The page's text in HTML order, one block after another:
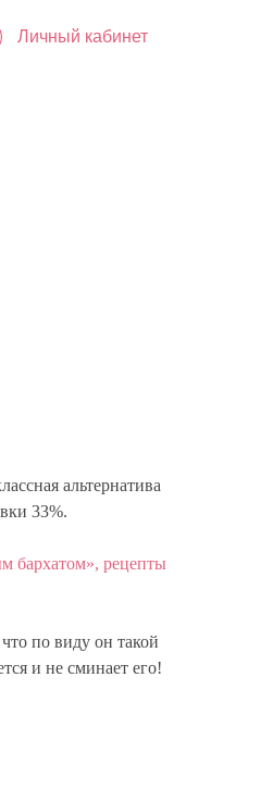
Личный кабинет
альтернатива
33%.
бархатом», рецепты
по виду он такой
и не сминает его!